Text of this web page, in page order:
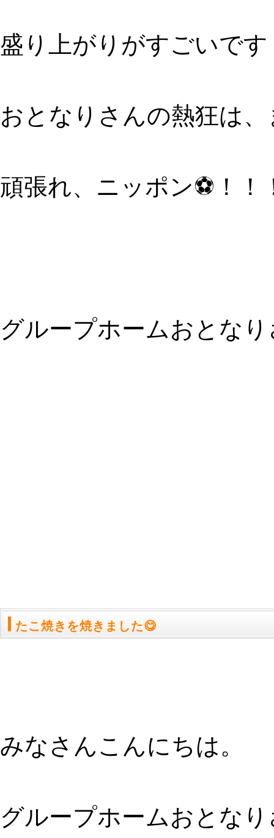
盛り上がりがすごいです
おとなりさんの熱狂は
頑張れ、ニッポン⚽！！
グループホームおとな
たこ焼きを焼きました😋
みなさんこんにちは。
グループホームおとな